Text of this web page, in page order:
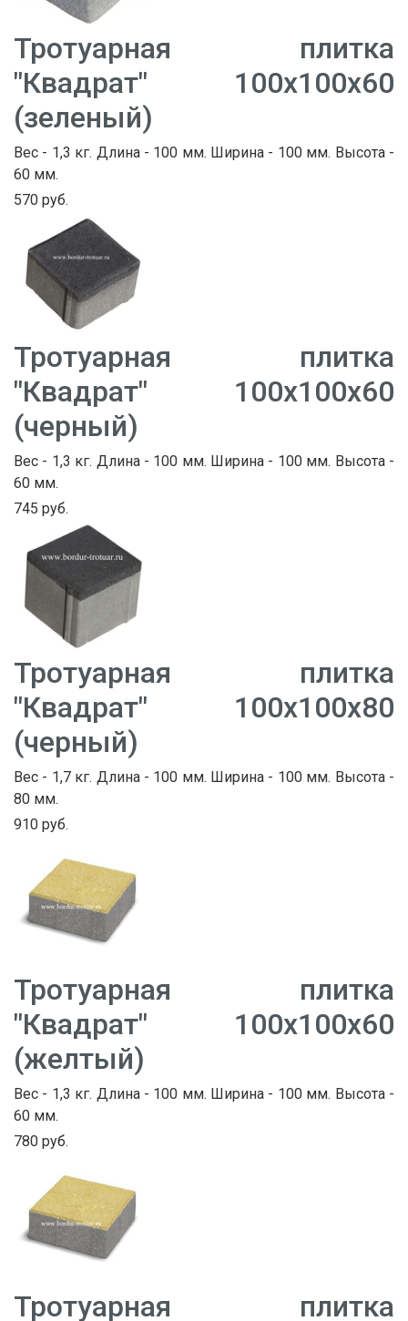
Тротуарная плитка
"Квадрат" 100х100х60
(зеленый)
Вес - 1,3 кг. Длина - 100 мм. Ширина - 100 мм. Высота -
60 мм.
570 руб.
Тротуарная плитка
"Квадрат" 100х100х60
(черный)
Вес - 1,3 кг. Длина - 100 мм. Ширина - 100 мм. Высота -
60 мм.
745 руб.
Тротуарная плитка
"Квадрат" 100х100х80
(черный)
Вес - 1,7 кг. Длина - 100 мм. Ширина - 100 мм. Высота -
80 мм.
910 руб.
Тротуарная плитка
"Квадрат" 100х100х60
(желтый)
Вес - 1,3 кг. Длина - 100 мм. Ширина - 100 мм. Высота -
60 мм.
780 руб.
Тротуарная плитка